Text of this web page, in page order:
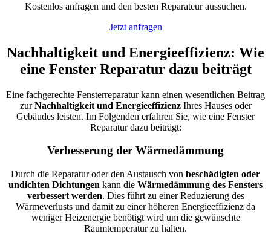
Kostenlos anfragen und den besten Reparateur aussuchen.
Jetzt anfragen
Nachhaltigkeit und Energieeffizienz: Wie
eine Fenster Reparatur dazu beiträgt
Eine fachgerechte Fensterreparatur kann einen wesentlichen Beitrag
zurNachhaltigkeit und EnergieeffizienzIhres Hauses oder
Gebäudes leisten. Im Folgenden erfahren Sie, wie eine Fenster
Reparatur dazu beiträgt:
Verbesserung der Wärmedämmung
Durch die Reparatur oder den Austausch von beschädigten oder
undichten Dichtungen kann die Wärmedämmung des Fensters
verbessert werden. Dies führt zu einer Reduzierung des
Wärmeverlusts und damit zu einer höheren Energieeffizienz da
weniger Heizenergie benötigt wird um die gewünschte
Raumtemperatur zu halten.